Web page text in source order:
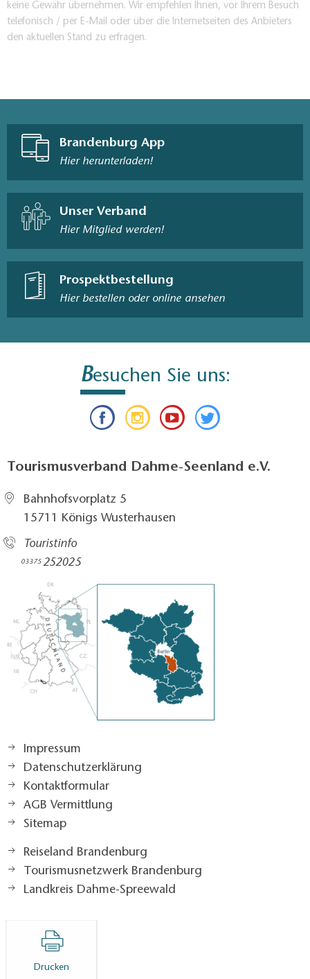
keine Gewähr übernehmen. Wir empfehlen Ihnen, vor Ihrem Besuch
telefonisch / per E-Mail oder über die Internetseiten des Anbieters
den aktuellen Stand zu erfragen.
Brandenburg App
Hier herunterladen!
Unser Verband
Hier Mitglied werden!
Prospektbestellung
Hier bestellen oder online ansehen
Besuchen Sie uns:
Tourismusverband Dahme-Seenland e.V.
Bahnhofsvorplatz 5​
15711 Königs Wusterhausen
Touristinfo
03375252025​
Impressum
Datenschutzerklärung
Kontaktformular
AGB Vermittlung
Sitemap
Reiseland Brandenburg
Tourismusnetzwerk Brandenburg
Landkreis Dahme-Spreewald
Drucken